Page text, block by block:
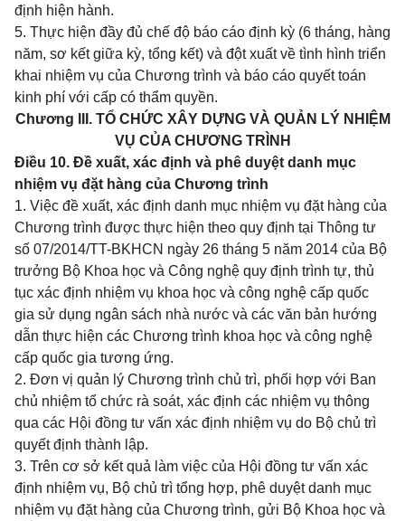
định hiện hành.
5. Thực hiện đầy đủ chế độ báo cáo định kỳ (6 tháng, hàng
năm, sơ kết giữa kỳ, tổng kết) và đột xuất về tình hình triển
khai nhiệm vụ của Chương trình và báo cáo quyết toán
kinh phí với cấp có thẩm quyền.
Chương III. TỔ CHỨC XÂY DỰNG VÀ QUẢN LÝ NHIỆM
VỤ CỦA CHƯƠNG TRÌNH
Điều 10. Đề xuất, xác định và phê duyệt danh mục
nhiệm vụ đặt hàng của Chương trình
1. Việc đề xuất, xác định danh mục nhiệm vụ đặt hàng của
Chương trình được thực hiện theo quy định tại Thông tư
số 07/2014/TT-BKHCN ngày 26 tháng 5 năm 2014 của Bộ
trưởng Bộ Khoa học và Công nghệ quy định trình tự, thủ
tục xác định nhiệm vụ khoa học và công nghệ cấp quốc
gia sử dụng ngân sách nhà nước và các văn bản hướng
dẫn thực hiện các Chương trình khoa học và công nghệ
cấp quốc gia tương ứng.
2. Đơn vị quản lý Chương trình chủ trì, phối hợp với Ban
chủ nhiệm tổ chức rà soát, xác định các nhiệm vụ thông
qua các Hội đồng tư vấn xác định nhiệm vụ do Bộ chủ trì
quyết định thành lập.
3. Trên cơ sở kết quả làm việc của Hội đồng tư vấn xác
định nhiệm vụ, Bộ chủ trì tổng hợp, phê duyệt danh mục
nhiệm vụ đặt hàng của Chương trình, gửi Bộ Khoa học và